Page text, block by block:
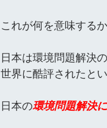
これが何を意味する
日本は環境問題解決
世界に酷評されたと
日本の環境問題解決